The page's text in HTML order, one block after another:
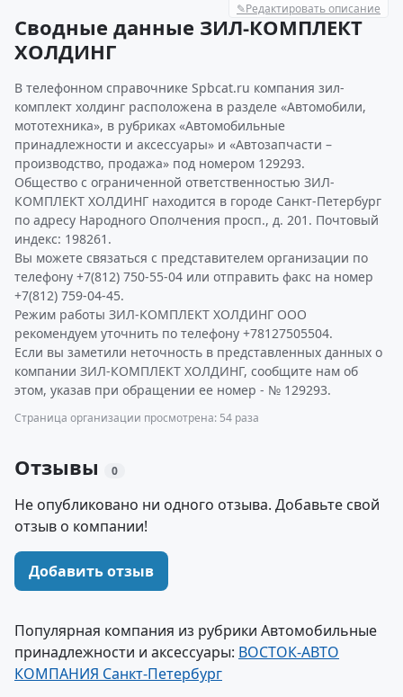
✎Редактировать описание
Сводные данные ЗИЛ-КОМПЛЕКТ
ХОЛДИНГ
В телефонном справочнике Spbcat.ru компания зил-
комплект холдинг расположена в разделе «Автомобили,
мототехника», в рубриках «Автомобильные
принадлежности и аксессуары» и «Автозапчасти –
производство, продажа» под номером 129293.
Общество с ограниченной ответственностью ЗИЛ-
КОМПЛЕКТ ХОЛДИНГ находится в городе Санкт-Петербург
по адресу Народного Ополчения просп., д. 201. Почтовый
индекс: 198261.
Вы можете связаться с представителем организации по
телефону +7(812) 750-55-04 или отправить факс на номер
+7(812) 759-04-45.
Режим работы ЗИЛ-КОМПЛЕКТ ХОЛДИНГ ООО
рекомендуем уточнить по телефону +78127505504.
Если вы заметили неточность в представленных данных о
компании ЗИЛ-КОМПЛЕКТ ХОЛДИНГ, сообщите нам об
этом, указав при обращении ее номер - № 129293.
Страница организации просмотрена: 54 раза
Отзывы 0
Не опубликовано ни одного отзыва. Добавьте свой
отзыв о компании!
Добавить отзыв
Популярная компания из рубрики Автомобильные
принадлежности и аксессуары: ВОСТОК-АВТО
КОМПАНИЯ Санкт-Петербург